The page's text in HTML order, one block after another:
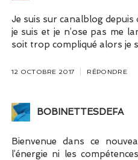
Je suis sur canalblog depuis
je suis et je n’ose pas me
soit trop compliqué alors je
12 OCTOBRE 2017 RÉPONDRE
BOBINETTESDEFA
Bienvenue dans ce
l’énergie ni les